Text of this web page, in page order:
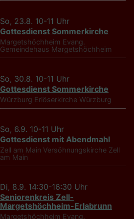
So, 23.8. 10-11 Uhr
Gottesdienst Sommerkirche
Margetshöchheim Evang.
Gemeindehaus Margetshöchheim
So, 30.8. 10-11 Uhr
Gottesdienst Sommerkirche
Würzburg Erlöserkirche Würzburg
So, 6.9. 10-11 Uhr
Gottesdienst mit Abendmahl
Zell am Main Versöhnungskirche Zell
am Main
Di, 8.9. 14:30-16:30 Uhr
Seniorenkreis Zell-
Margetshöchheim-Erlabrunn
Margetshöchheim Evang.